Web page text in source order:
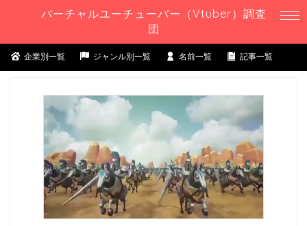
バーチャルユーチューバー（Vtuber）調査
団
企業別一覧 ジャンル別一覧 名前一覧 記事一覧